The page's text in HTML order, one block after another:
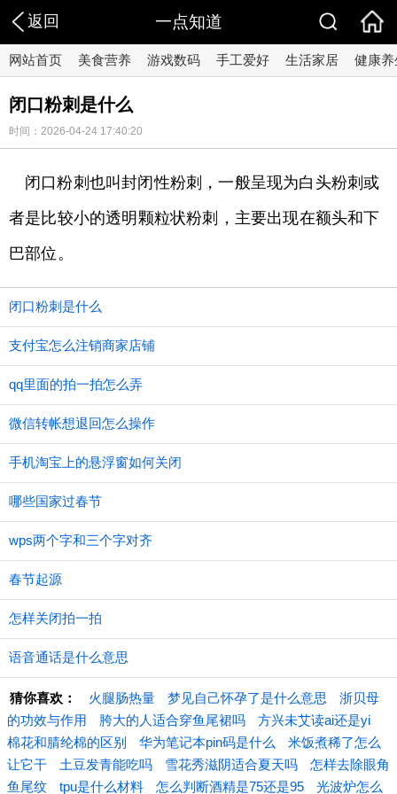
返回 一点知道
网站首页 美食营养 游戏数码 手工爱好 生活家居 健康养
闭口粉刺是什么
时间：2026-04-24 17:40:20
闭口粉刺也叫封闭性粉刺，一般呈现为白头粉刺或
者是比较小的透明颗粒状粉刺，主要出现在额头和下
巴部位。
闭口粉刺是什么
支付宝怎么注销商家店铺
qq里面的拍一拍怎么弄
微信转帐想退回怎么操作
手机淘宝上的悬浮窗如何关闭
哪些国家过春节
wps两个字和三个字对齐
春节起源
怎样关闭拍一拍
语音通话是什么意思
猜你喜欢： 火腿肠热量 梦见自己怀孕了是什么意思
浙贝母
的功效与作用
胯大的人适合穿鱼尾裙吗
方兴未艾读ai还是yi
棉花和腈纶棉的区别
华为笔记本pin码是什么
米饭煮稀了怎么
让它干
土豆发青能吃吗 雪花秀滋阴适合夏天吗
怎样去除眼角
鱼尾纹
tpu是什么材料 怎么判断酒精是75还是95 光波炉怎么